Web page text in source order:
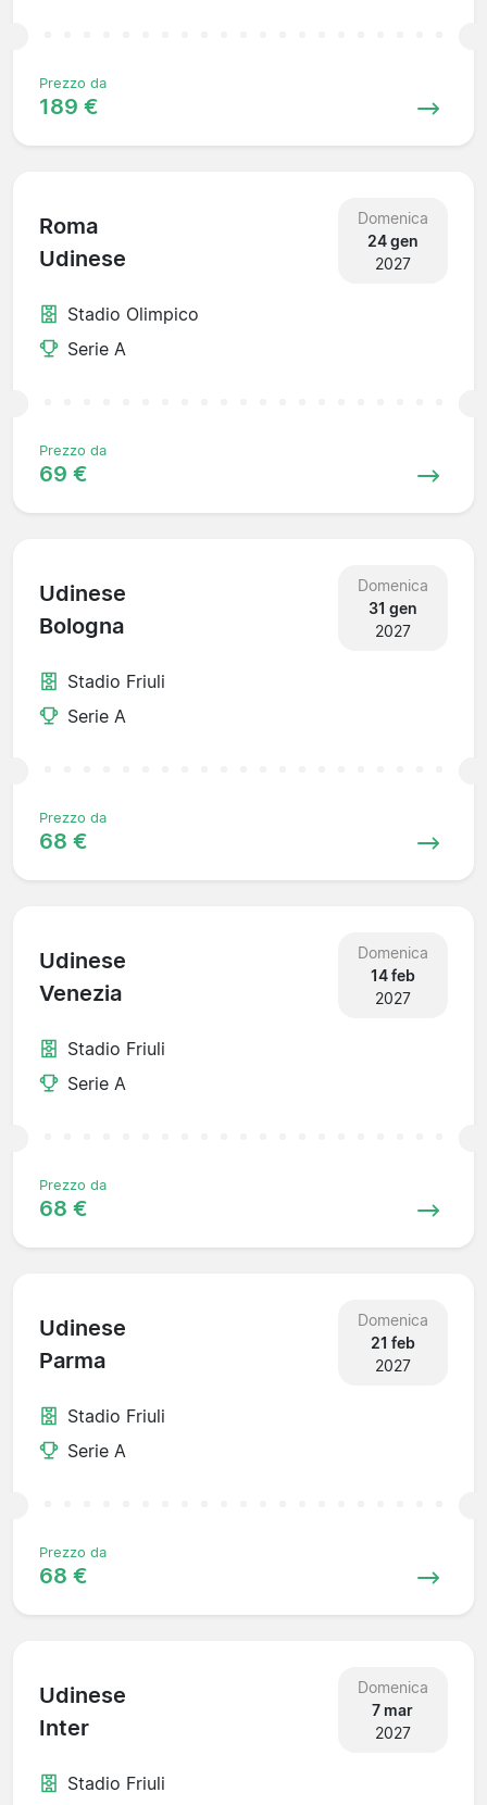
Prezzo da
189 €
Roma
Udinese
Domenica
24 gen
2027
Stadio Olimpico
Serie A
Prezzo da
69 €
Udinese
Bologna
Domenica
31 gen
2027
Stadio Friuli
Serie A
Prezzo da
68 €
Udinese
Venezia
Domenica
14 feb
2027
Stadio Friuli
Serie A
Prezzo da
68 €
Udinese
Parma
Domenica
21 feb
2027
Stadio Friuli
Serie A
Prezzo da
68 €
Udinese
Inter
Domenica
7 mar
2027
Stadio Friuli